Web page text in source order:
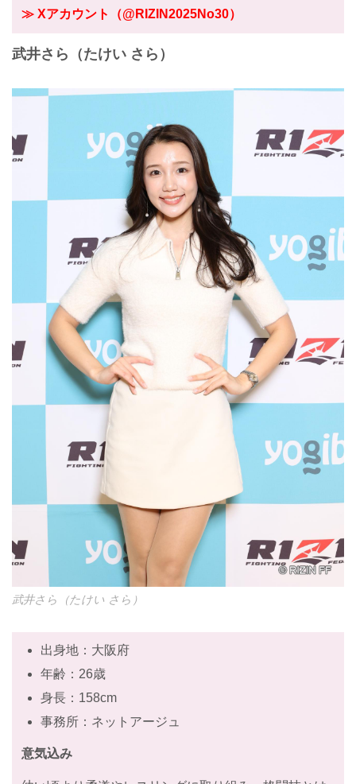
≫ Xアカウント（@RIZIN2025No30）
武井さら（たけい さら）
武井さら（たけい さら）
出身地：大阪府
年齢：26歳
身長：158cm
事務所：ネットアージュ
意気込み